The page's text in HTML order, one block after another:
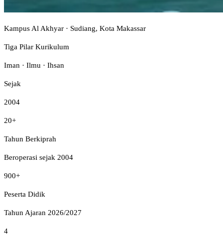
Kampus Al Akhyar · Sudiang, Kota Makassar
Tiga Pilar Kurikulum
Iman · Ilmu · Ihsan
Sejak
2004
20+
Tahun Berkiprah
Beroperasi sejak 2004
900+
Peserta Didik
Tahun Ajaran 2026/2027
4